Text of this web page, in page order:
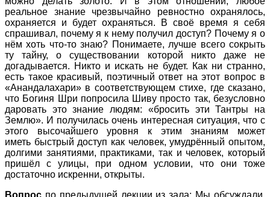
реальное знание чрезвычайно ревностно охранялось,
охраняется и будет охраняться. В своё время я себя
спрашивал, почему я к нему получил доступ? Почему я о
нём хоть что-то знаю? Понимаете, лучше всего сокрыть
ту тайну, о существовании которой никто даже не
догадывается. Никто и искать не будет. Как ни странно,
есть такое красивый, поэтичный ответ на этот вопрос в
«Анандалахари» в соответствующем стихе, где сказано,
что Богиня Шри попросила Шиву просто так, безусловно
даровать это знание людям: «бросить эти Тантры на
Землю». И получилась очень интересная ситуация, что с
этого высочайшего уровня к этим знаниям может
иметь быстрый доступ как человек, умудрённый опытом,
долгими занятиями, практиками, так и человек, который
пришёл с улицы, при одном условии, что они тоже
достаточно искренни, открыты.